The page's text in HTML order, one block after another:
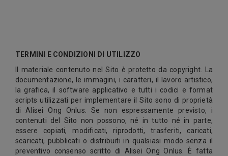
TERMINI E CONDIZIONI DI UTILIZZO
Il materiale contenuto nel Sito è protetto da copyright. La
documentazione, le immagini, i caratteri, il lavoro artistico,
la grafica, il software applicativo e tutti i codici e format
scripts utilizzati per implementare il Sito sono di proprietà
di Alisei Ong Onlus. Se non espressamente previsto, i
contenuti del Sito non possono, né in tutto né in parte,
essere copiati, modificati, riprodotti, trasferiti, caricati,
scaricati, pubblicati o distribuiti in qualsiasi modo senza il
preventivo consenso scritto di Alisei Ong Onlus. È fatta